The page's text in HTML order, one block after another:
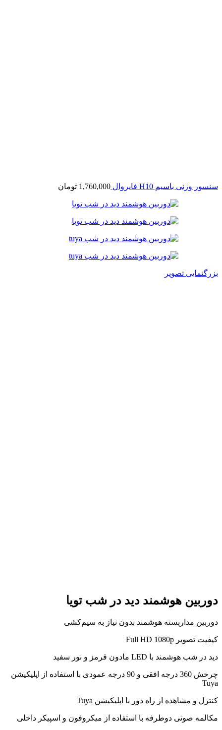
سنسور وزنی باسیم H10 فایروال 1,760,000 تومان
بزرگنمایی تصویر
دوربین هوشمند دید در شب تویا
دوربین مداربسته هوشمند بدون نیاز به سیم‌کشی
کیفیت تصویر Full HD 1080p
دید در شب هوشمند با LED مادون قرمز و نور سفید
چرخش 360 درجه افقی و 90 درجه عمودی با استفاده از اپلیکیشن
Tuya
کنترل و مشاهده از راه دور با اپلیکیشن Tuya
مکالمه صوتی دوطرفه با استفاده از میکروفون و اسپیکر داخلی